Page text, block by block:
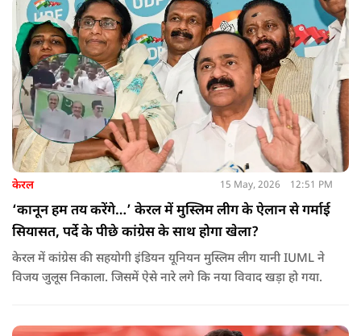
केरल 15 May, 2026 12:51 PM
‘कानून हम तय करेंगे…’ केरल में मुस्लिम लीग के ऐलान से गर्माई
सियासत, पर्दे के पीछे कांग्रेस के साथ होगा खेला?
केरल में कांग्रेस की सहयोगी इंडियन यूनियन मुस्लिम लीग यानी IUML ने
विजय जुलूस निकाला. जिसमें ऐसे नारे लगे कि नया विवाद खड़ा हो गया.